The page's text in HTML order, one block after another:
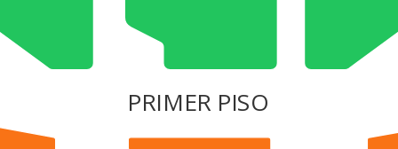
PRIMER PISO